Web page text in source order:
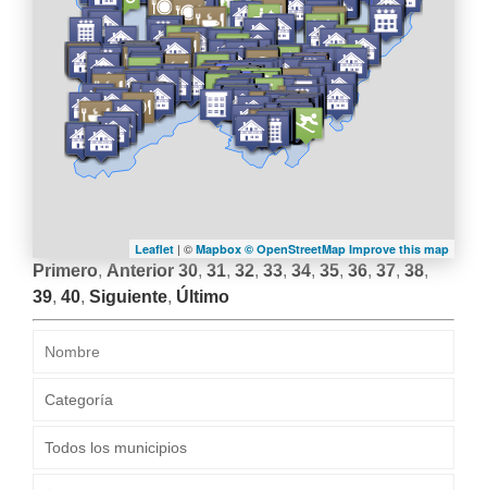
Leaflet | © Mapbox © OpenStreetMap Improve this map
Primero, Anterior 30, 31, 32, 33, 34, 35, 36, 37, 38,
39, 40, Siguiente, Último